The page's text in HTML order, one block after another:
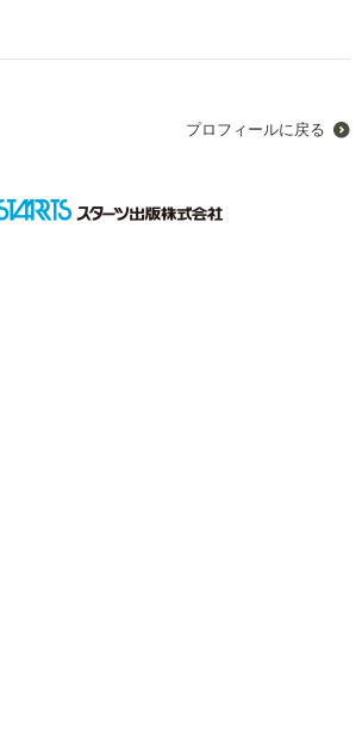
プロフィールに戻る